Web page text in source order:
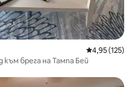
Средна
4,95 (125)
към брега на Тампа Бей